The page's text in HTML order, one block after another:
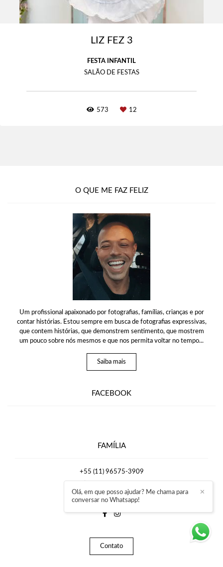
LIZ FEZ 3
FESTA INFANTIL
SALÃO DE FESTAS
573 12
O QUE ME FAZ FELIZ
Um profissional apaixonado por fotografias, famílias, crianças e por
contar histórias. Estou sempre em busca de fotografias expressivas,
que contem histórias, que demonstrem sentimento, que mostrem
um pouco sobre nós mesmos e que nos permita voltar no tempo...
Saiba mais
FACEBOOK
FAMÍLIA
+55 (11) 96575-3909
rafaelmirrafotografia@gmail.com
Contato
✕
Olá, em que posso ajudar? Me chama para
conversar no Whatsapp!